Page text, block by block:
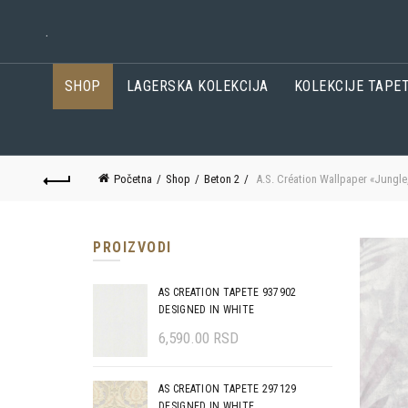
.
SHOP LAGERSKA KOLEKCIJA KOLEKCIJE
Početna Shop Beton 2 A.S. Création Wallpaper
PROIZVODI
AS CREATION TAPETE 937902
DESIGNED IN WHITE
6,590.00 RSD
AS CREATION TAPETE 297129